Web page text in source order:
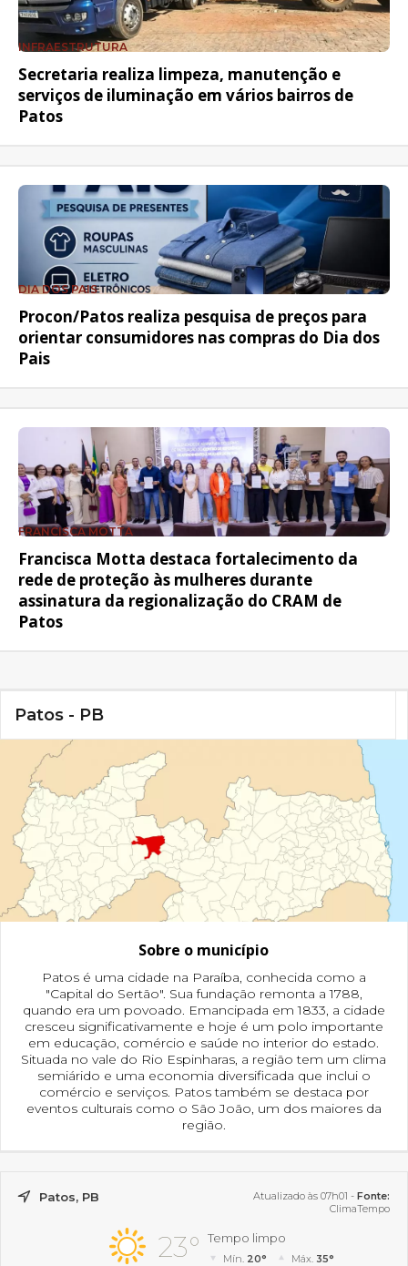
INFRAESTRUTURA
Secretaria realiza limpeza, manutenção e
serviços de iluminação em vários bairros de
Patos
DIA DOS PAIS
Procon/Patos realiza pesquisa de preços para
orientar consumidores nas compras do Dia dos
Pais
FRANCISCA MOTTA
Francisca Motta destaca fortalecimento da
rede de proteção às mulheres durante
assinatura da regionalização do CRAM de
Patos
Patos - PB
Sobre o município
Patos é uma cidade na Paraíba, conhecida como a
"Capital do Sertão". Sua fundação remonta a 1788,
quando era um povoado. Emancipada em 1833, a cidade
cresceu significativamente e hoje é um polo importante
em educação, comércio e saúde no interior do estado.
Situada no vale do Rio Espinharas, a região tem um clima
semiárido e uma economia diversificada que inclui o
comércio e serviços. Patos também se destaca por
eventos culturais como o São João, um dos maiores da
região.
Patos, PB Atualizado às 07h01 - Fonte:
ClimaTempo
23° Tempo limpo
Mín. 20° Máx. 35°